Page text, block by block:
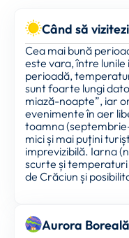
Când să
Cea mai bună
este vara, între lunile
perioadă,
sunt foarte lungi
miază-noapte”, iar
evenimente în aer
toamna
mici și mai puțini
imprevizibilă. Iarna
scurte și
de Crăciun și
Aurora Boreală